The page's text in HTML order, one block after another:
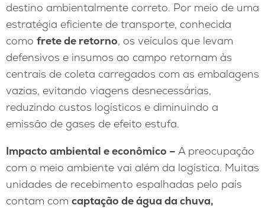
destino ambientalmente correto. Por meio de uma
estratégia eficiente de transporte, conhecida
como frete de retorno, os veículos que levam
defensivos e insumos ao campo retornam às
centrais de coleta carregados com as embalagens
vazias, evitando viagens desnecessárias,
reduzindo custos logísticos e diminuindo a
emissão de gases de efeito estufa.
Impacto ambiental e econômico – A preocupação
com o meio ambiente vai além da logística. Muitas
unidades de recebimento espalhadas pelo país
contam com captação de água da chuva,